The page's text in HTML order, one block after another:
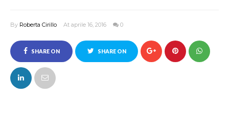
By Roberta Cirillo At aprile 16, 2016 0
SHARE ON
FACEBOOK
SHARE ON